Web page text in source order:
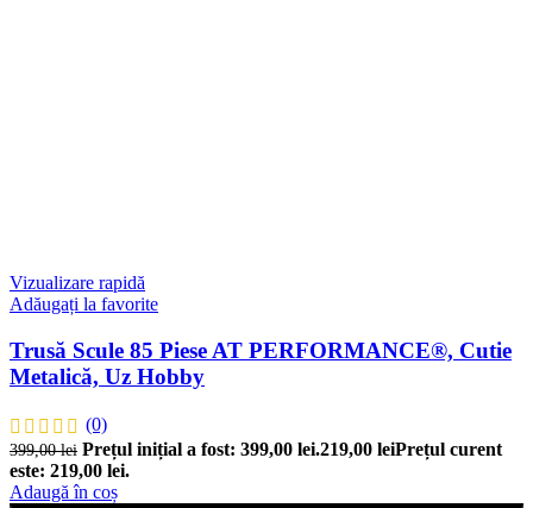
Vizualizare rapidă
Adăugați la favorite
Trusă Scule 85 Piese AT PERFORMANCE®, Cutie
Metalică, Uz Hobby
(0)
399,00lei Prețul inițial a fost: 399,00 lei.219,00 leiPrețul curent
este: 219,00 lei.
Adaugă în coș